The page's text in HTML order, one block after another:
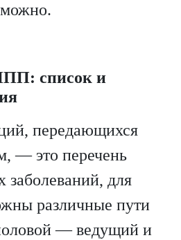
список и
передающихся
— это перечень
для
различные пути
— ведущий и